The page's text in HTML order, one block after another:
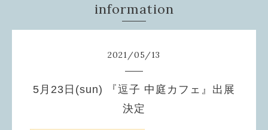
information
2021/05/13
5月23日(sun) 『逗子 中庭カフェ』出展
決定